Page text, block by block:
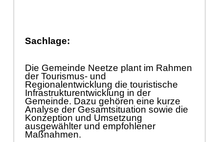
Sachlage:
Die Gemeinde Neetze plant im Rahmen
der Tourismus- und
Regionalentwicklung die touristische
Infrastrukturentwicklung in der
Gemeinde. Dazu gehören eine kurze
Analyse der Gesamtsituation sowie die
Konzeption und Umsetzung
ausgewählter und empfohlener
Maßnahmen.